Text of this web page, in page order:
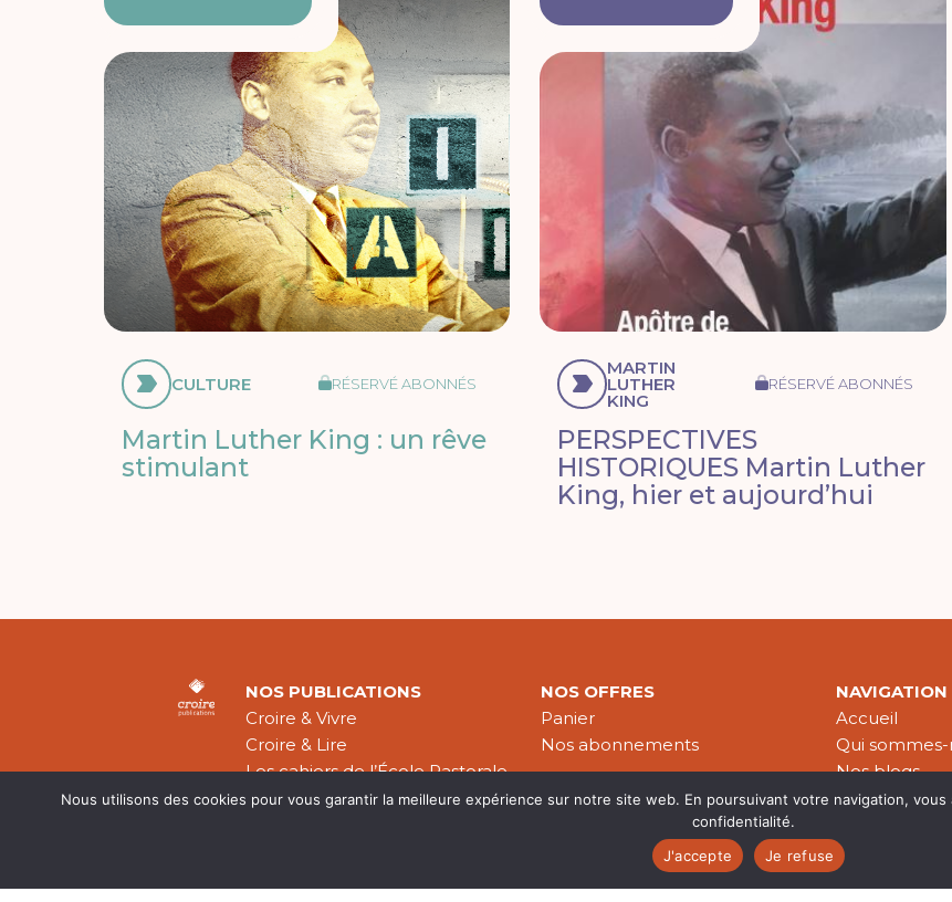
CULTURE RÉSERVÉ ABONNÉS
Martin Luther King : un rêve
stimulant
MARTIN
LUTHER
KING
RÉSERVÉ ABONNÉS
PERSPECTIVES
HISTORIQUES Martin Luther
King, hier et aujourd’hui
NOS PUBLICATIONS
Croire & Vivre
Croire & Lire
Les cahiers de l’École Pastorale
Théologie Évangélique
NOS OFFRES
Panier
Nos abonnements
NAVIGATION
Accueil
Qui sommes-
Nos blogs
Nos
Nous utilisons des cookies pour vous garantir la meilleure expérience sur notre site web. En poursuivant votre navigation,
confidentialité.
J'accepte
Je refuse